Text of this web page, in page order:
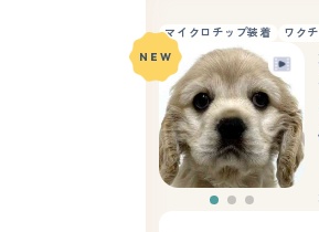
マイクロチップ装着 ワク
NEW